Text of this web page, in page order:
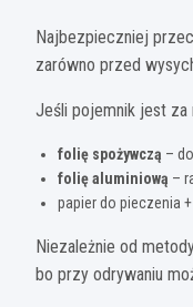
Najbezpieczniej
zarówno przed
Jeśli pojemnik jest za
folię spożywczą –
folię aluminiową –
papier do pieczenia
Niezależnie od
bo przy odrywaniu